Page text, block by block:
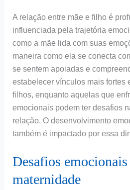
A relação entre mãe e filho é
influenciada pela trajetória
como a mãe lida com suas
maneira como ela se conecta
se sentem apoiadas e
estabelecer vínculos mais fortes
filhos, enquanto aquelas que
emocionais podem ter desafios
relação. O desenvolvimento
também é impactado por essa
Desafios emocionais
maternidade